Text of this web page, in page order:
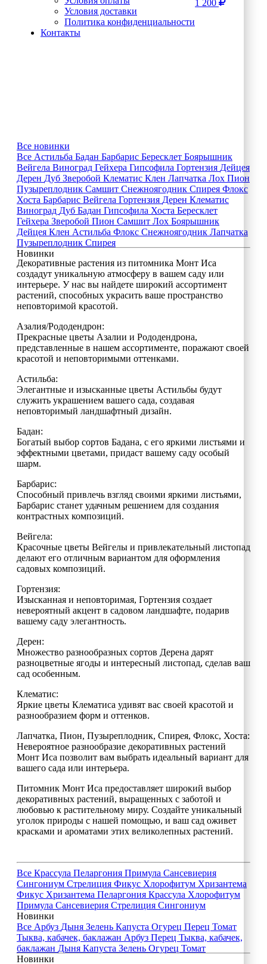
Условия доставки
Политика конфиденциальности
Контакты
1 200
Все новинки
Все Астильба Бадан Барбарис Бересклет Боярышник
Вейгела Виноград Гейхера Гипсофила Гортензия Дейцея
Дерен Дуб Зверобой Клематис Клен Лапчатка Лох Пион
Пузыреплодник Самшит Снежноягодник Спирея Флокс
Хоста Барбарис Вейгела Гортензия Дерен Клематис
Виноград Дуб Бадан Гипсофила Хоста Бересклет
Гейхера Зверобой Пион Самшит Лох Боярышник
Дейцея Клен Астильба Флокс Снежноягодник Лапчатка
Пузыреплодник Спирея
Новинки
Декоративные растения из питомника Монт Иса
создадут уникальную атмосферу в вашем саду или
интерьере. У нас вы найдете широкий ассортимент
растений, способных украсить ваше пространство
неповторимой красотой.
Азалия/Рододендрон:
Прекрасные цветы Азалии и Рододендрона,
представленные в нашем ассортименте, поражают своей
красотой и неповторимыми оттенками.
Астильба:
Элегантные и изысканные цветы Астильбы будут
служить украшением вашего сада, создавая
неповторимый ландшафтный дизайн.
Бадан:
Богатый выбор сортов Бадана, с его яркими листьями и
эффектными цветами, придаст вашему саду особый
шарм.
Барбарис:
Способный привлечь взгляд своими яркими листьями,
Барбарис станет удачным решением для создания
контрастных композиций.
Вейгела:
Красочные цветы Вейгелы и привлекательный листопад
делают его отличным вариантом для оформления
садовых композиций.
Гортензия:
Изысканная и неповторимая, Гортензия создает
невероятный акцент в садовом ландшафте, подарив
вашему саду элегантность.
Дерен:
Множество разнообразных сортов Дерена дарят
разноцветные ягоды и интересный листопад, сделав ваш
сад особенным.
Клематис:
Яркие цветы Клематиса удивят вас своей красотой и
разнообразием форм и оттенков.
Лапчатка, Пион, Пузыреплодник, Спирея, Флокс, Хоста:
Невероятное разнообразие декоративных растений
Монт Иса позволит вам выбрать идеальный вариант для
вашего сада или интерьера.
Питомник Монт Иса предоставляет широкий выбор
декоративных растений, выращенных с заботой и
любовью к растительному миру. Создайте уникальный
уголок природы с нашей помощью, и ваш сад оживет
красками и ароматами этих великолепных растений.
Все Крассула Пеларгония Примула Сансевиерия
Сингониум Стрелиция Фикус Хлорофитум Хризантема
Фикус Хризантема Пеларгония Крассула Хлорофитум
Примула Сансевиерия Стрелиция Сингониум
Новинки
Все Арбуз Дыня Зелень Капуста Огурец Перец Томат
Тыква, кабачек, баклажан Арбуз Перец Тыква, кабачек,
баклажан Дыня Капуста Зелень Огурец Томат
Новинки